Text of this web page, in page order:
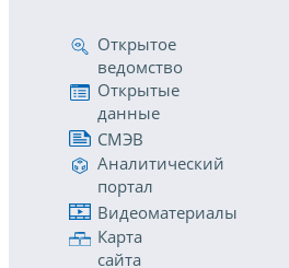
Открытое
ведомство
Открытые
данные
СМЭВ
Аналитический
портал
Видеоматериалы
Карта
сайта